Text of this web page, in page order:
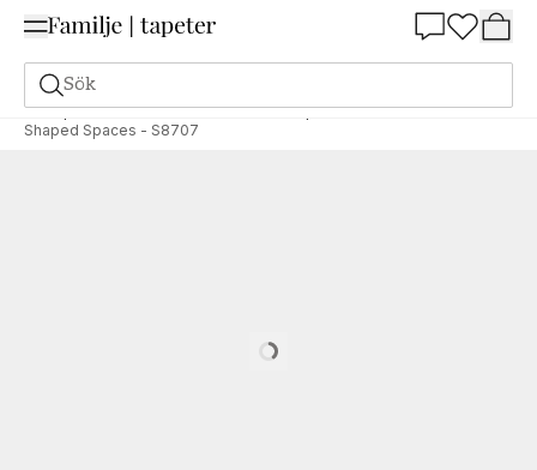
Sök
Tapeter Varumärken Grandeco Shaped Stories
Shaped Spaces - S8707
Loading…